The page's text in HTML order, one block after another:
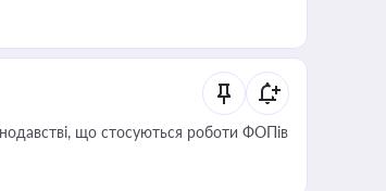
що стосуються роботи ФОПів